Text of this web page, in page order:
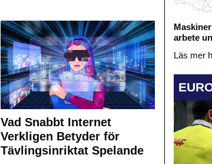
Vad Snabbt Internet
Verkligen Betyder för
Tävlingsinriktat Spelande
arbete
Läs mer